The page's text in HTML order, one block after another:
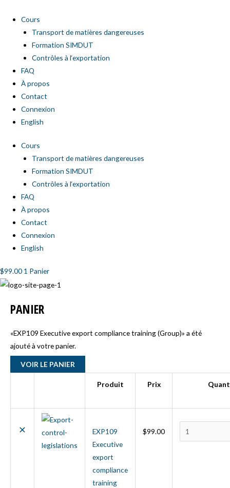
contenu
Cours
Transport de matières dangereuses
Formation SIMDUT
Contrôles à l‘exportation
FAQ
À propos
Contact
Connexion
English
Cours
Transport de matières dangereuses
Formation SIMDUT
Contrôles à l‘exportation
FAQ
À propos
Contact
Connexion
English
$99.00 1 Panier
PANIER
«EXP109 Executive export compliance training (Group)» a été
ajouté à votre panier.
VOIR LE PANIER
l’élément
Produit Prix
EXP109
Executive
export
compliance
training
$99.00
Executive
training
(Group)
promo :